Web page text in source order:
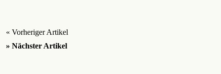
« Vorheriger Artikel
» Nächster Artikel